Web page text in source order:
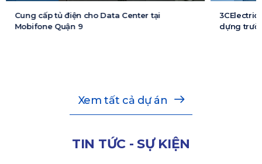
Cung cấp tủ điện cho Data Center tại
Mobifone Quận 9
3CElectric
dựng
Xem tất cả dự án
TIN TỨC - SỰ KIỆN